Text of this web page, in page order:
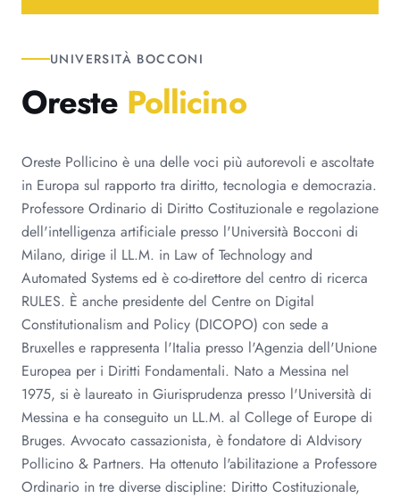
UNIVERSITÀ BOCCONI
Oreste Pollicino
Oreste Pollicino è una delle voci più autorevoli e ascoltate
in Europa sul rapporto tra diritto, tecnologia e democrazia.
Professore Ordinario di Diritto Costituzionale e regolazione
dell'intelligenza artificiale presso l'Università Bocconi di
Milano, dirige il LL.M. in Law of Technology and
Automated Systems ed è co-direttore del centro di ricerca
RULES. È anche presidente del Centre on Digital
Constitutionalism and Policy (DICOPO) con sede a
Bruxelles e rappresenta l'Italia presso l'Agenzia dell'Unione
Europea per i Diritti Fondamentali. Nato a Messina nel
1975, si è laureato in Giurisprudenza presso l'Università di
Messina e ha conseguito un LL.M. al College of Europe di
Bruges. Avvocato cassazionista, è fondatore di AIdvisory
Pollicino & Partners. Ha ottenuto l'abilitazione a Professore
Ordinario in tre diverse discipline: Diritto Costituzionale,